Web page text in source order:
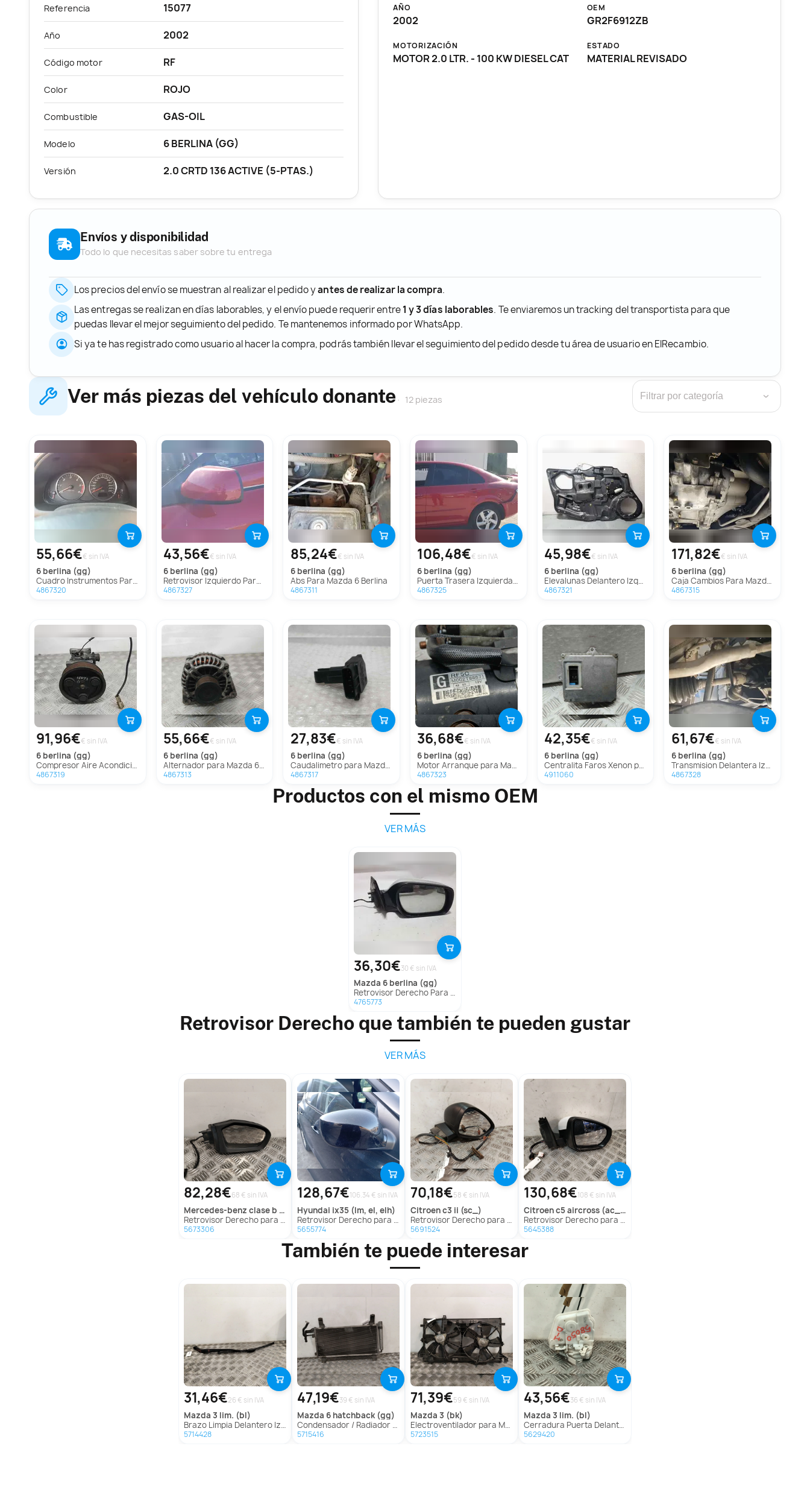
Referencia 15077
Año 2002
Código motor RF
Color ROJO
Combustible GAS-OIL
Modelo 6 BERLINA (GG)
Versión 2.0 CRTD 136 ACTIVE (5-PTAS.)
AÑO
2002
OEM
GR2F6912ZB
MOTORIZACIÓN
MOTOR 2.0 LTR. - 100 KW DIESEL CAT
ESTADO
MATERIAL REVISADO
Envíos y disponibilidad
Todo lo que necesitas saber sobre tu entrega
Los precios del envío se muestran al realizar el pedido yantes de realizar la compra.
Las entregas se realizan en días laborables, y el envío puede requerir entre1 y 3 días laborables. Te enviaremos un tracking del transportista para que
puedas llevar el mejor seguimiento del pedido. Te mantenemos informado por WhatsApp.
Si ya te has registrado como usuario al hacer la compra, podrás también llevar el seguimiento del pedido desde tu área de usuario en ElRecambio.
Ver más piezas del vehículo donante 12 piezas ›
55,66€€ sin IVA
6 berlina (gg)
Cuadro Instrumentos Para Mazda 6 Berlina
4867320
43,56€€ sin IVA
6 berlina (gg)
Retrovisor Izquierdo Para Mazda 6 Berlina
4867327
85,24€€ sin IVA
6 berlina (gg)
Abs Para Mazda 6 Berlina
4867311
106,48€€ sin IVA
6 berlina (gg)
Puerta Trasera Izquierda Para Mazda 6 Berlina
4867325
45,98€€ sin IVA
6 berlina (gg)
Elevalunas Delantero Izquierdo Para Mazda 6 Berlina
4867321
171,82€€ sin IVA
6 berlina (gg)
Caja Cambios Para Mazda 6 Berlina
4867315
91,96€€ sin IVA
6 berlina (gg)
Compresor Aire Acondicionado para Mazda 6 Berlina (Gg)
4867319
55,66€€ sin IVA
6 berlina (gg)
Alternador para Mazda 6 Berlina (Gg)
4867313
27,83€€ sin IVA
6 berlina (gg)
Caudalimetro para Mazda 6 Berlina (Gg)
4867317
36,68€€ sin IVA
6 berlina (gg)
Motor Arranque para Mazda 6 Berlina (Gg)
4867323
42,35€€ sin IVA
6 berlina (gg)
Centralita Faros Xenon para Mazda 6 Berlina (Gg)
4911060
61,67€€ sin IVA
6 berlina (gg)
Transmision Delantera Izquierda Para Mazda 6 Berlina
4867328
Productos con el mismo OEM
VER MÁS
36,30€30 € sin IVA
mazda 6 berlina (gg)
Retrovisor Derecho Para Mazda 6 Berlina
4765773
Retrovisor Derecho que también te pueden gustar
VER MÁS
82,28€68 € sin IVA
mercedes-benz clase b sports tourer (w245)
Retrovisor Derecho para Mercedes-Benz Clase B Sports Tourer (W245)
5673306
128,67€106.34 € sin IVA
hyundai ix35 (lm, el, elh)
Retrovisor Derecho para Hyundai Ix35 (Lm, El, Elh)
5655774
70,18€58 € sin IVA
citroenc3 ii (sc_)
Retrovisor Derecho para Citroën C3 Ii (Sc_)
5691524
130,68€108 € sin IVA
citroenc5 aircross (ac_, aj_, ar_, a4_)
Retrovisor Derecho para Citroën C5 Aircross (Ac_, Aj_, Ar_, A4_)
5645388
También te puede interesar
31,46€26 € sin IVA
mazda 3 lim. (bl)
Brazo Limpia Delantero Izquierdo para Mazda 3 Lim. (Bl)
5714428
47,19€39 € sin IVA
mazda 6 hatchback (gg)
Condensador / Radiador Aire Acondicionado para Mazda 6 Hatchback (Gg)
5715416
71,39€59 € sin IVA
mazda 3 (bk)
Electroventilador para Mazda 3 (Bk)
5723515
43,56€36 € sin IVA
mazda 3 lim. (bl)
Cerradura Puerta Delantera Izquierda para Mazda 3 Lim. (Bl)
5629420